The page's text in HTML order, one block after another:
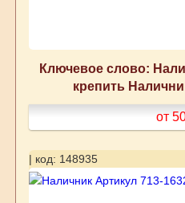
Ключевое слово:
крепить
от
| код: 148935